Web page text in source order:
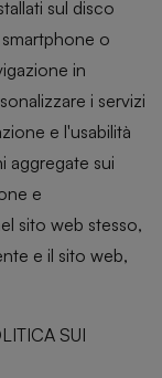
sul disco
o
in
i servizi
e l'usabilità
aggregate sui
e
sito web stesso,
e il sito web,
SUI